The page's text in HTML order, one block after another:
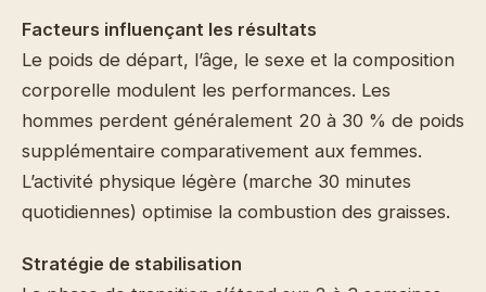
Facteurs influençant les résultats
Le poids de départ, l’âge, le sexe et la composition
corporelle modulent les performances. Les
hommes perdent généralement 20 à 30 % de poids
supplémentaire comparativement aux femmes.
L’activité physique légère (marche 30 minutes
quotidiennes) optimise la combustion des graisses.
Stratégie de stabilisation